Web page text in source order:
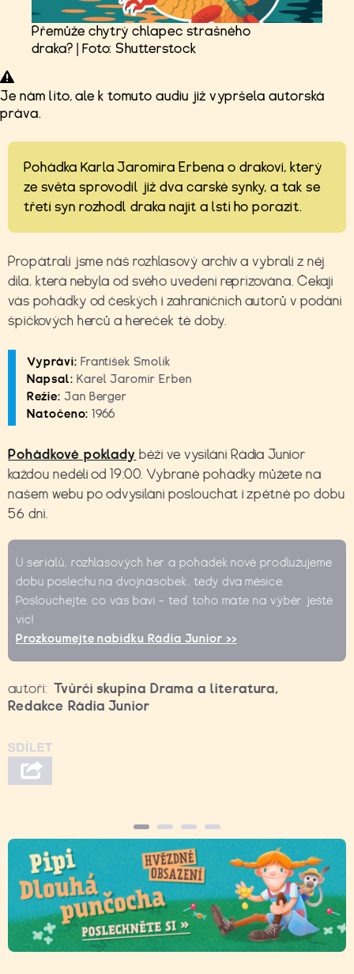
Přemůže chytrý chlapec strašného
draka? | Foto: Shutterstock
Je nám líto, ale k tomuto audiu již vypršela autorská
práva.
Pohádka Karla Jaromíra Erbena o drakovi, který
ze světa sprovodil již dva carské synky, a tak se
třetí syn rozhodl draka najít a lstí ho porazit.
Propátrali jsme náš rozhlasový archiv a vybrali z něj
díla, která nebyla od svého uvedení reprízována. Čekají
vás pohádky od českých i zahraničních autorů v podání
špičkových herců a hereček té doby.
Vypráví: František Smolík
Napsal: Karel Jaromír Erben
Režie: Jan Berger
Natočeno: 1966
Pohádkové poklady běží ve vysílání Rádia Junior
každou neděli od 19:00. Vybrané pohádky můžete na
našem webu po odvysílání poslouchat i zpětně po dobu
56 dní.
U seriálů, rozhlasových her a pohádek nově prodlužujeme
dobu poslechu na dvojnásobek, tedy dva měsíce.
Poslouchejte, co vás baví – teď toho máte na výběr ještě
víc!
Prozkoumejte nabídku Rádia Junior >>
autoři: Tvůrčí skupina Drama a literatura,
Redakce Rádia Junior